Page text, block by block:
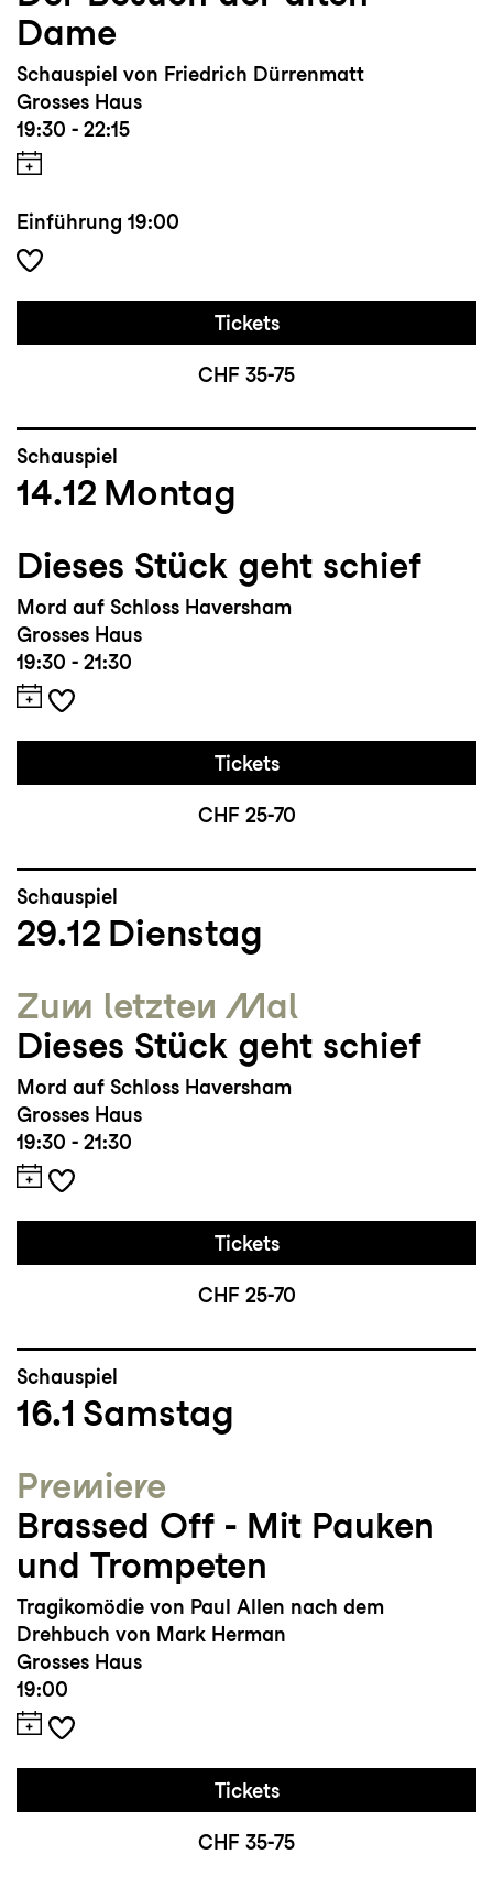
Dame
Schauspiel von Friedrich Dürrenmatt
Grosses Haus
19:30 - 22:15
Einführung 19:00
Tickets
CHF 35-75
Schauspiel
14.12 Montag
Dieses Stück geht schief
Mord auf Schloss Haversham
Grosses Haus
19:30 - 21:30
Tickets
CHF 25-70
Schauspiel
29.12 Dienstag
Zum letzten Mal
Dieses Stück geht schief
Mord auf Schloss Haversham
Grosses Haus
19:30 - 21:30
Tickets
CHF 25-70
Schauspiel
16.1 Samstag
Premiere
Brassed Off - Mit Pauken
und Trompeten
Tragikomödie von Paul Allen nach dem
Drehbuch von Mark Herman
Grosses Haus
19:00
Tickets
CHF 35-75